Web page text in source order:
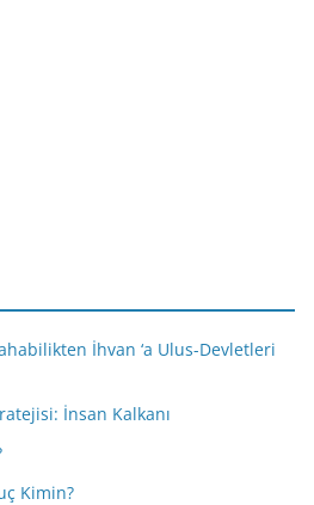
İhvan ‘a Ulus-Devletleri
İnsan Kalkanı
Kimin?